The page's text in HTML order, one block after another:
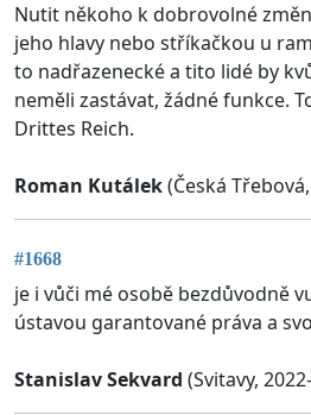
Nutit někoho k dobrovolné
jeho hlavy nebo stříkačkou u
to nadřazenecké a tito lidé by
neměli zastávat, žádné funkce.
Drittes Reich.
Roman Kutálek(Česká
#1668
je i vůči mé osobě bezdůvodně
ústavou garantované práva a
Stanislav Sekvard (Svitavy,